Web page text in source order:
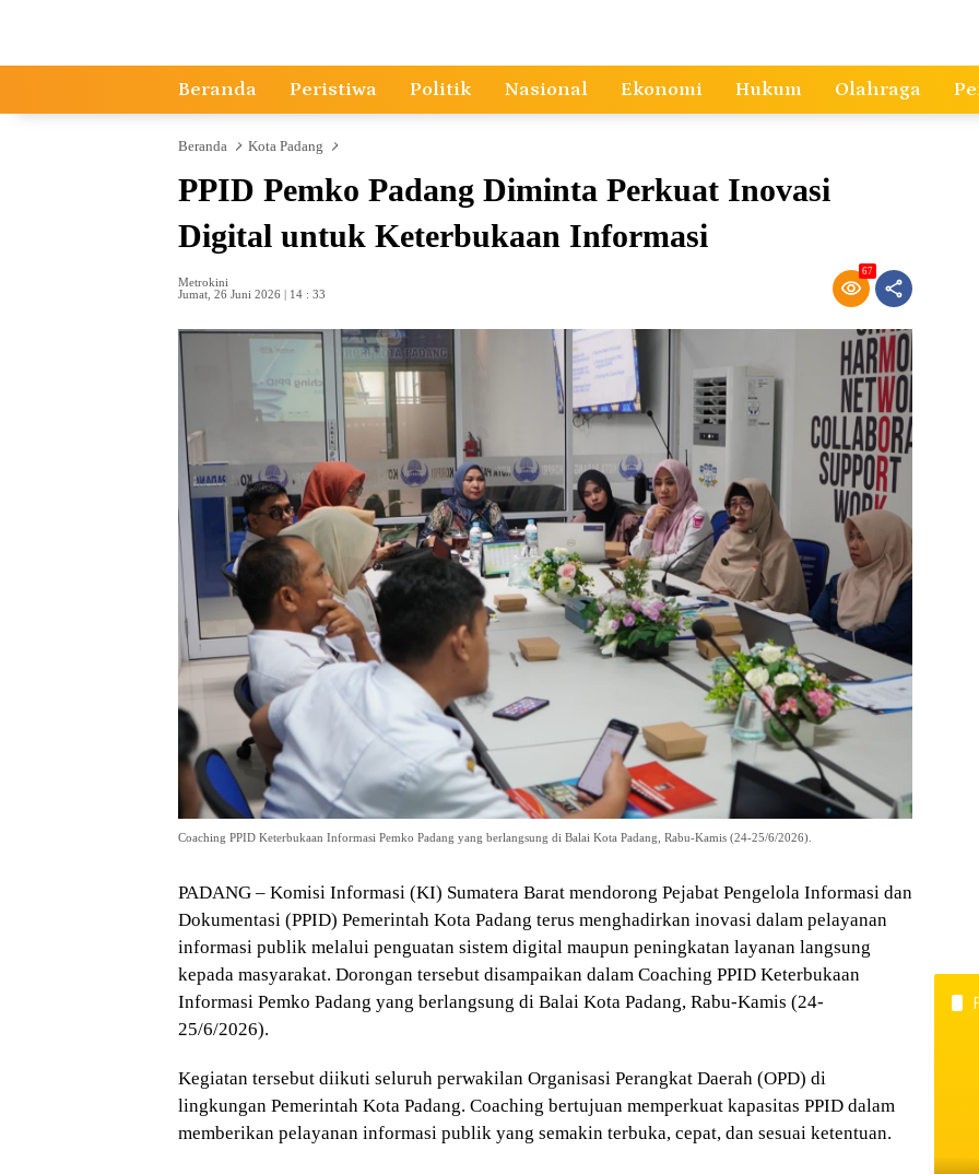
Beranda Peristiwa Politik Nasional Ekonomi Hukum Olahraga
Beranda Kota Padang
PPID Pemko Padang Diminta Perkuat Inovasi
Digital untuk Keterbukaan Informasi
Metrokini
Jumat, 26 Juni 2026 | 14 : 33
67
Coaching PPID Keterbukaan Informasi Pemko Padang yang berlangsung di Balai Kota Padang, Rabu-Kamis (24-25/6/2026).
PADANG – Komisi Informasi (KI) Sumatera Barat mendorong Pejabat Pengelola Informasi dan
Dokumentasi (PPID) Pemerintah Kota Padang terus menghadirkan inovasi dalam pelayanan
informasi publik melalui penguatan sistem digital maupun peningkatan layanan langsung
kepada masyarakat. Dorongan tersebut disampaikan dalam Coaching PPID Keterbukaan
Informasi Pemko Padang yang berlangsung di Balai Kota Padang, Rabu-Kamis (24-
25/6/2026).
Kegiatan tersebut diikuti seluruh perwakilan Organisasi Perangkat Daerah (OPD) di
lingkungan Pemerintah Kota Padang. Coaching bertujuan memperkuat kapasitas PPID dalam
memberikan pelayanan informasi publik yang semakin terbuka, cepat, dan sesuai ketentuan.